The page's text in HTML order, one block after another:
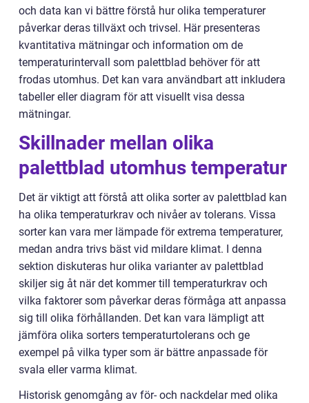
och data kan vi bättre förstå hur olika temperaturer
påverkar deras tillväxt och trivsel. Här presenteras
kvantitativa mätningar och information om de
temperaturintervall som palettblad behöver för att
frodas utomhus. Det kan vara användbart att inkludera
tabeller eller diagram för att visuellt visa dessa
mätningar.
Skillnader mellan olika
palettblad utomhus temperatur
Det är viktigt att förstå att olika sorter av palettblad kan
ha olika temperaturkrav och nivåer av tolerans. Vissa
sorter kan vara mer lämpade för extrema temperaturer,
medan andra trivs bäst vid mildare klimat. I denna
sektion diskuteras hur olika varianter av palettblad
skiljer sig åt när det kommer till temperaturkrav och
vilka faktorer som påverkar deras förmåga att anpassa
sig till olika förhållanden. Det kan vara lämpligt att
jämföra olika sorters temperaturtolerans och ge
exempel på vilka typer som är bättre anpassade för
svala eller varma klimat.
Historisk genomgång av för- och nackdelar med olika